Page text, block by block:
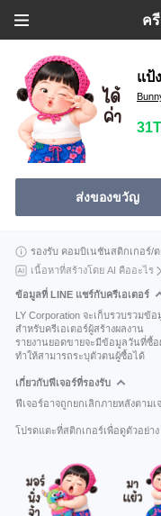
ค
แป้
ส่งของขวัญ
รองรับ คอมบิเนชันสติกเกอร์/
เนื้อหาที่สร้างโดย AI คืออะไร
ข้อมูลที่ LINE แชร์กับครีเอเตอร์
LY Corporation จะเก็บรวบรวมข้
สำหรับครีเอเตอร์ผู้สร้างผลงาน
รายงานยอดขายจะมีข้อมูลวันที่ซื้
ทำให้สามารถระบุตัวตนผู้ซื้อได้
เกี่ยวกับฟีเจอร์ที่รองรับ
ฟีเจอร์อาจถูกยกเลิกภายหลังตามเ
โปรดแตะที่สติกเกอร์เพื่อดูตัวอย่าง